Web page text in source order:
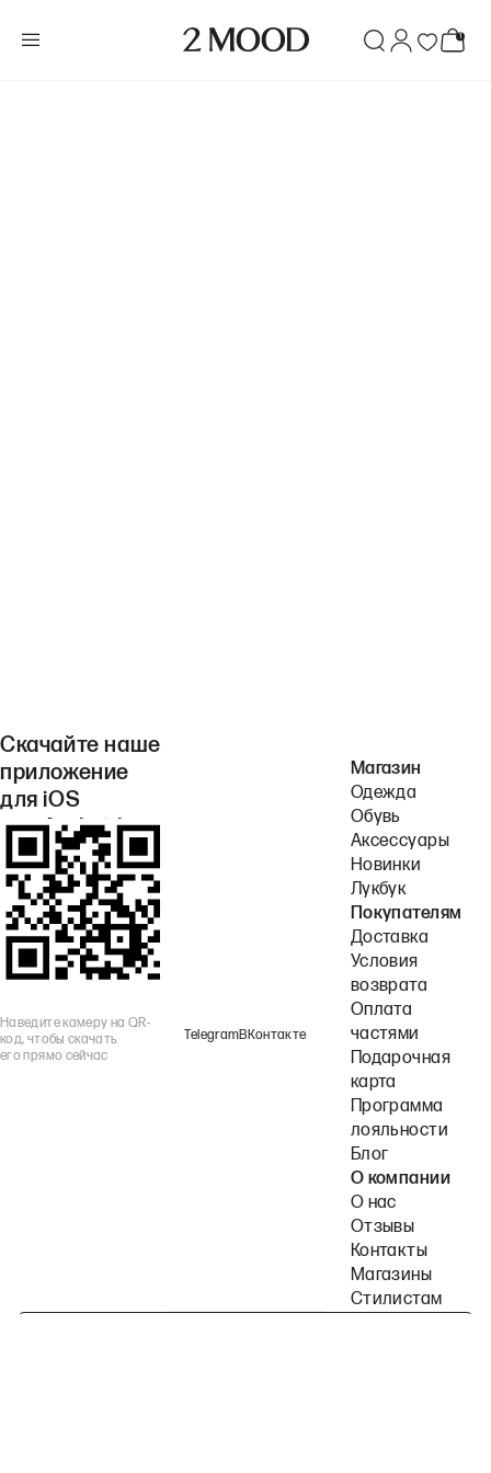
Скачайте наше
приложение
для iOS
или Android.
Наведите камеру на QR-
код, чтобы скачать
его прямо сейчас
TelegramВКонтакте
Магазин
Одежда
Обувь
Аксессуары
Новинки
Лукбук
Покупателям
Доставка
Условия
возврата
Оплата
частями
Подарочная
карта
Программа
лояльности
Блог
О компании
О нас
Отзывы
Контакты
Магазины
Стилистам